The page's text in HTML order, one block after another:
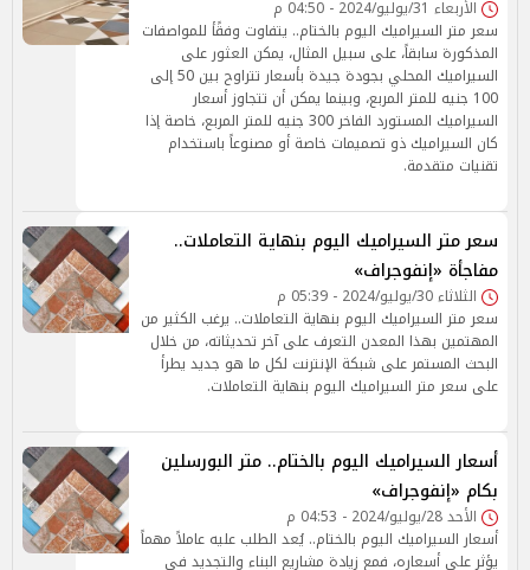
الأربعاء 31/يوليو/2024 - 04:50 م
سعر متر السيراميك اليوم بالختام.. يتفاوت وفقًأ للمواصفات
المذكورة سابقاً، على سبيل المثال، يمكن العثور على
السيراميك المحلي بجودة جيدة بأسعار تتراوح بين 50 إلى
100 جنيه للمتر المربع، وبينما يمكن أن تتجاوز أسعار
السيراميك المستورد الفاخر 300 جنيه للمتر المربع، خاصة إذا
كان السيراميك ذو تصميمات خاصة أو مصنوعاً باستخدام
تقنيات متقدمة.
سعر متر السيراميك اليوم بنهاية التعاملات..
مفاجأة «إنفوجراف»
الثلاثاء 30/يوليو/2024 - 05:39 م
سعر متر السيراميك اليوم بنهاية التعاملات.. يرغب الكثير من
المهتمين بهذا المعدن التعرف على آخر تحديثاته، من خلال
البحث المستمر على شبكة الإنترنت لكل ما هو جديد يطرأ
على سعر متر السيراميك اليوم بنهاية التعاملات.
أسعار السيراميك اليوم بالختام.. متر البورسلين
بكام «إنفوجراف»
الأحد 28/يوليو/2024 - 04:53 م
أسعار السيراميك اليوم بالختام.. يُعد الطلب عليه عاملاً مهماً
يؤثر على أسعاره، فمع زيادة مشاريع البناء والتجديد في